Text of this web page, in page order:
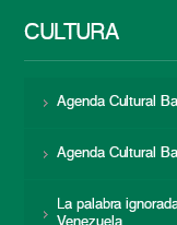
CULTURA
Agenda Cultural
Agenda Cultural
La palabra
Venezuela